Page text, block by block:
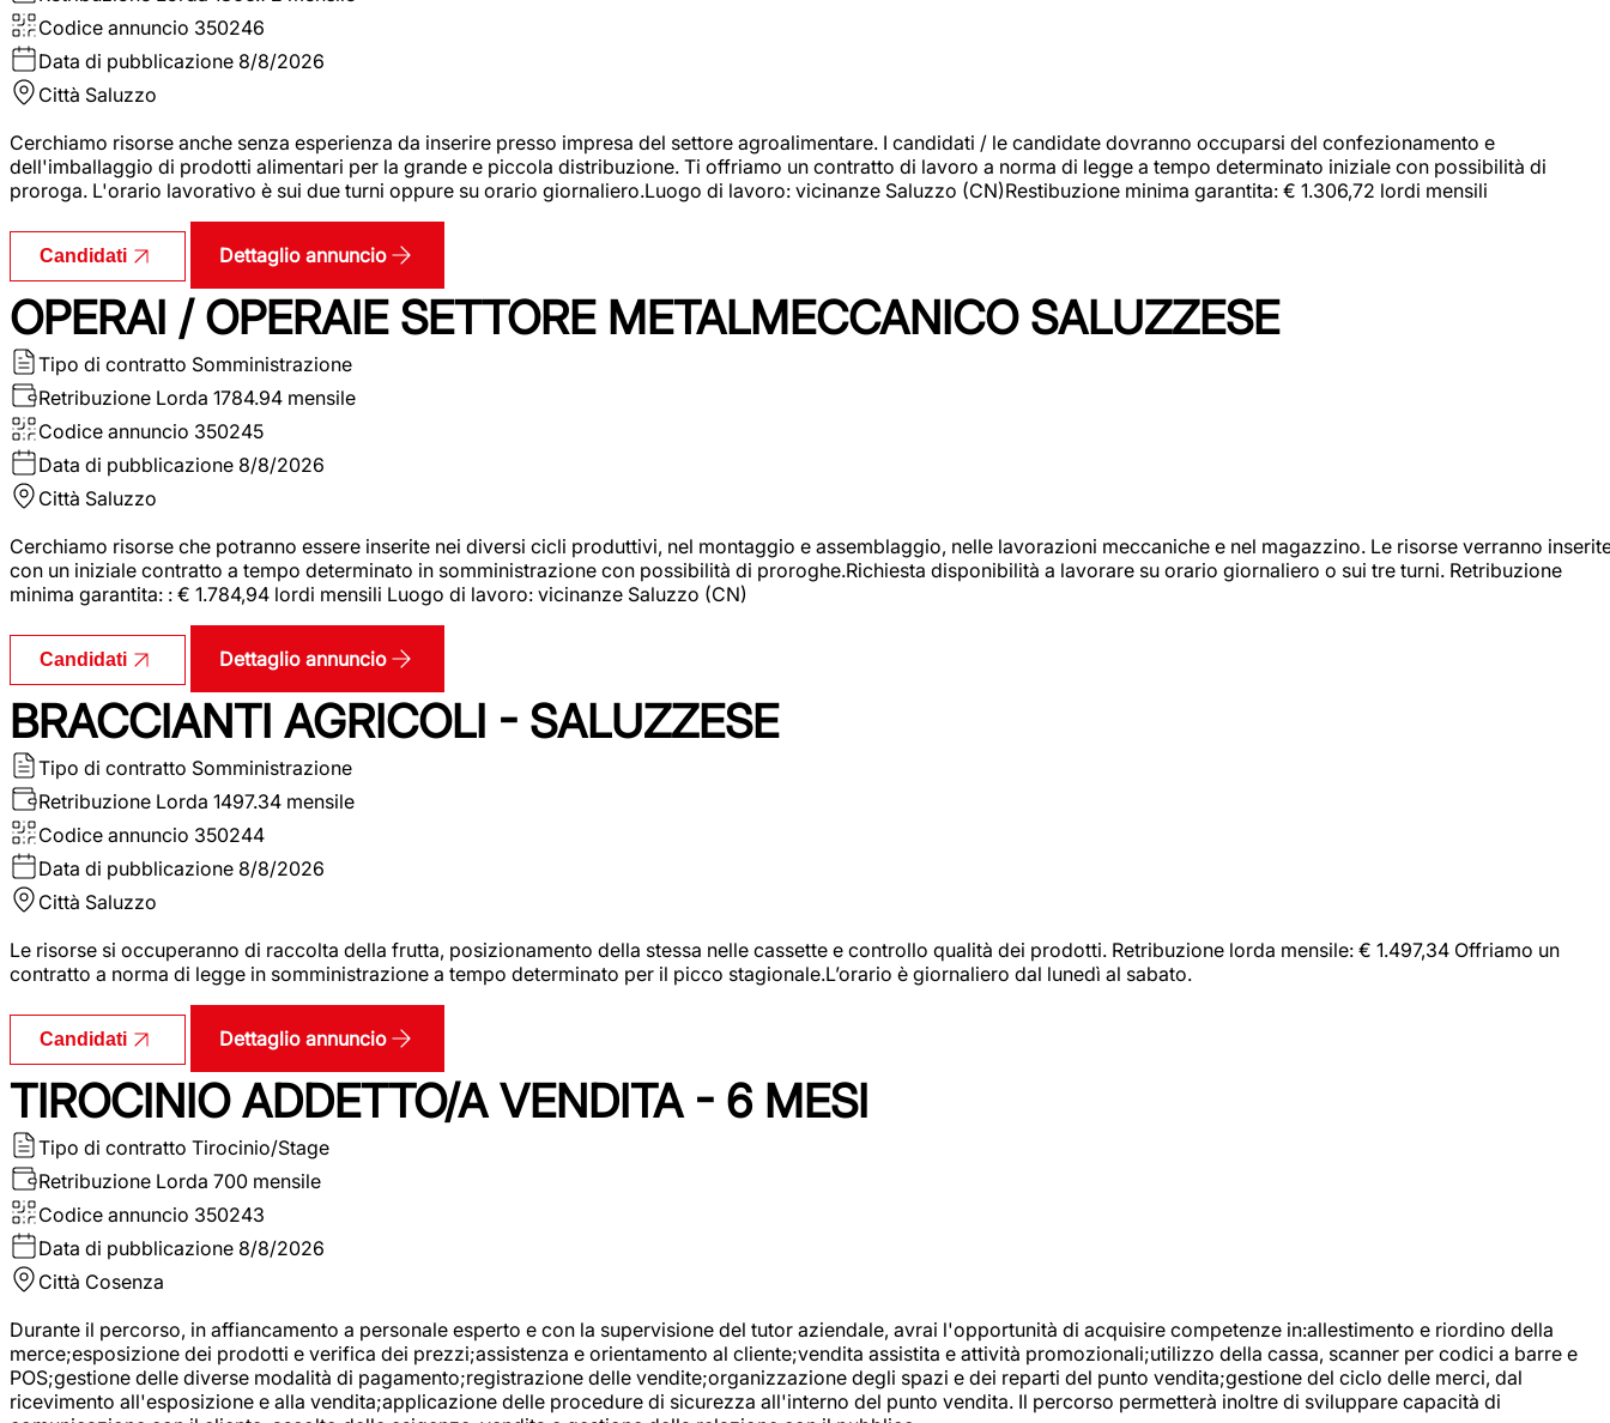
Codice annuncio 350246
Data di pubblicazione 8/8/2026
Città Saluzzo
Cerchiamo risorse anche senza esperienza da inserire presso impresa del settore agroalimentare. I candidati / le candidate dovranno occuparsi del confezionamento e
dell'imballaggio di prodotti alimentari per la grande e piccola distribuzione. Ti offriamo un contratto di lavoro a norma di legge a tempo determinato iniziale con possibilità di
proroga. L'orario lavorativo è sui due turni oppure su orario giornaliero.Luogo di lavoro: vicinanze Saluzzo (CN)Restibuzione minima garantita: € 1.306,72 lordi mensili
Candidati Dettaglio annuncio
OPERAI / OPERAIE SETTORE METALMECCANICO SALUZZESE
Tipo di contratto Somministrazione
Retribuzione Lorda 1784.94 mensile
Codice annuncio 350245
Data di pubblicazione 8/8/2026
Città Saluzzo
Cerchiamo risorse che potranno essere inserite nei diversi cicli produttivi, nel montaggio e assemblaggio, nelle lavorazioni meccaniche e nel magazzino. Le risorse verranno
con un iniziale contratto a tempo determinato in somministrazione con possibilità di proroghe.Richiesta disponibilità a lavorare su orario giornaliero o sui tre turni. Retribuzione
minima garantita: : € 1.784,94 lordi mensili Luogo di lavoro: vicinanze Saluzzo (CN)
Candidati Dettaglio annuncio
BRACCIANTI AGRICOLI - SALUZZESE
Tipo di contratto Somministrazione
Retribuzione Lorda 1497.34 mensile
Codice annuncio 350244
Data di pubblicazione 8/8/2026
Città Saluzzo
Le risorse si occuperanno di raccolta della frutta, posizionamento della stessa nelle cassette e controllo qualità dei prodotti. Retribuzione lorda mensile: € 1.497,34 Offriamo un
contratto a norma di legge in somministrazione a tempo determinato per il picco stagionale.L’orario è giornaliero dal lunedì al sabato.
Candidati Dettaglio annuncio
TIROCINIO ADDETTO/A VENDITA - 6 MESI
Tipo di contratto Tirocinio/Stage
Retribuzione Lorda 700 mensile
Codice annuncio 350243
Data di pubblicazione 8/8/2026
Città Cosenza
Durante il percorso, in affiancamento a personale esperto e con la supervisione del tutor aziendale, avrai l'opportunità di acquisire competenze in:allestimento e riordino della
merce;esposizione dei prodotti e verifica dei prezzi;assistenza e orientamento al cliente;vendita assistita e attività promozionali;utilizzo della cassa, scanner per codici a barre e
POS;gestione delle diverse modalità di pagamento;registrazione delle vendite;organizzazione degli spazi e dei reparti del punto vendita;gestione del ciclo delle merci, dal
ricevimento all'esposizione e alla vendita;applicazione delle procedure di sicurezza all'interno del punto vendita. Il percorso permetterà inoltre di sviluppare capacità di